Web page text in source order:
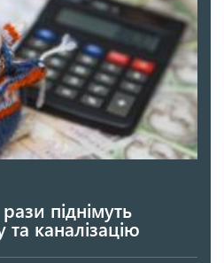
піднімуть
каналізацію